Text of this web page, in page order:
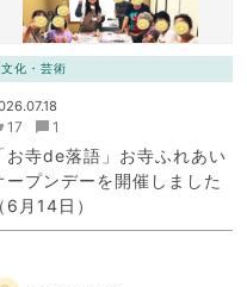
文化・芸術
17 1
「お寺de落語」お寺ふれあい
ープンデーを開催しました
（6月14日）